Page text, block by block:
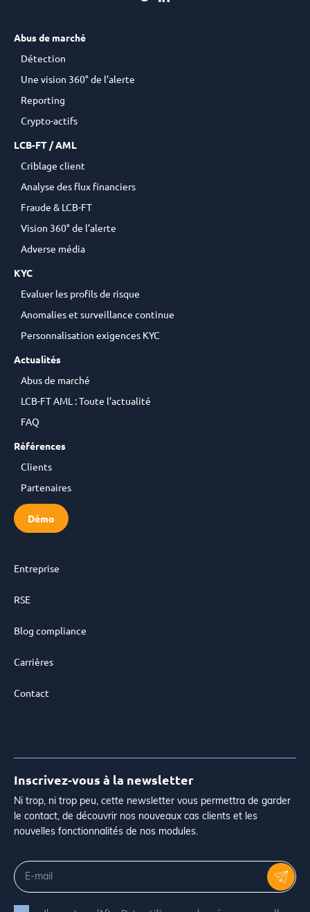
Abus de marché
Détection
Une vision 360° de l’alerte
Reporting
Crypto-actifs
LCB-FT / AML
Criblage client
Analyse des flux financiers
Fraude & LCB-FT
Vision 360° de l’alerte
Adverse média
KYC
Evaluer les profils de risque
Anomalies et surveillance continue
Personnalisation exigences KYC
Actualités
Abus de marché
LCB-FT AML : Toute l’actualité
FAQ
Références
Clients
Partenaires
Démo
Entreprise
RSE
Blog compliance
Carrières
Contact
Inscrivez-vous à la newsletter
Ni trop, ni trop peu, cette newsletter vous permettra de garder
le contact, de découvrir nos nouveaux cas clients et les
nouvelles fonctionnalités de nos modules.